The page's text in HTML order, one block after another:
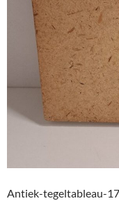
Antiek-tegeltableau-